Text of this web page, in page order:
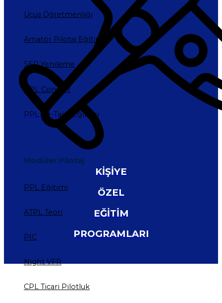
Uçuş Öğretmenliği
Amatör Pilotaj Eğitimi
SEP Yenileme
PPL Convert
PPL Re-Take Eğitimi
Modüler Pilotaj
PPL Eğitimi
ATPL Teori
PIC
Night VFR
CPL Ticari Pilotluk
KİŞİYE
ÖZEL
EĞİTİM
PROGRAMLARI